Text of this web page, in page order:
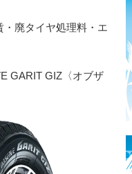
・廃タイヤ処理料・エ
GARIT GIZ〈オブザ